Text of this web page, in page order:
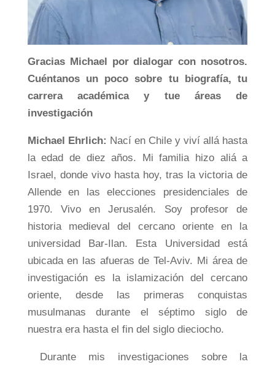
Gracias Michael por dialogar con nosotros.
Cuéntanos un poco sobre tu biografía, tu
carrera académica y tue áreas de
investigación
Michael Ehrlich: Nací en Chile y viví allá hasta
la edad de diez años. Mi familia hizo aliá a
Israel, donde vivo hasta hoy, tras la victoria de
Allende en las elecciones presidenciales de
1970. Vivo en Jerusalén. Soy profesor de
historia medieval del cercano oriente en la
universidad Bar-Ilan. Esta Universidad está
ubicada en las afueras de Tel-Aviv. Mi área de
investigación es la islamización del cercano
oriente, desde las primeras conquistas
musulmanas durante el séptimo siglo de
nuestra era hasta el fin del siglo dieciocho.
Durante mis investigaciones sobre la